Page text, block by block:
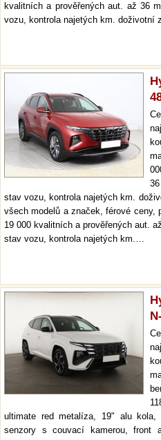
kvalitních a prověřených aut. až 36
vozu, kontrola najetých km. doživotní
stav vozu, kontrola najetých km.
všech modelů a značek, férové
19 000 kvalitních a prověřených aut.
stav vozu, kontrola najetých km.…
ultimate red metalíza, 19" alu
senzory s couvací kamerou, front